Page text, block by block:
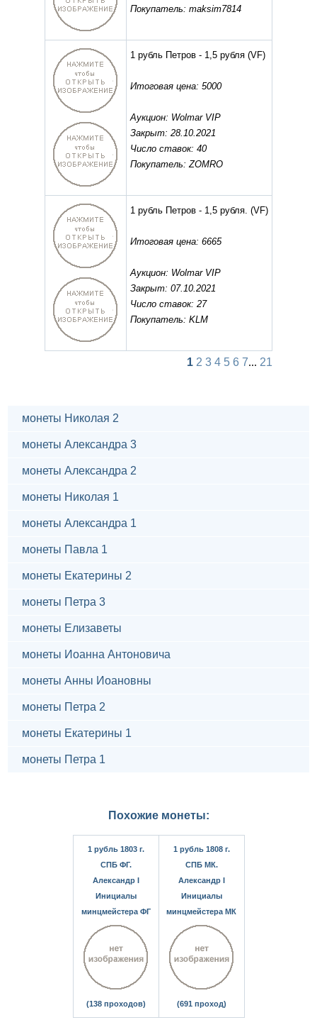
Покупатель: maksim7814
1 рубль Петров - 1,5 рубля (VF)
Итоговая цена: 5000
Аукцион: Wolmar VIP
Закрыт: 28.10.2021
Число ставок: 40
Покупатель: ZOMRO
1 рубль Петров - 1,5 рубля. (VF)
Итоговая цена: 6665
Аукцион: Wolmar VIP
Закрыт: 07.10.2021
Число ставок: 27
Покупатель: KLM
1 2 3 4 5 6 7... 21
монеты Николая 2
монеты Александра 3
монеты Александра 2
монеты Николая 1
монеты Александра 1
монеты Павла 1
монеты Екатерины 2
монеты Петра 3
монеты Елизаветы
монеты Иоанна Антоновича
монеты Анны Иоановны
монеты Петра 2
монеты Екатерины 1
монеты Петра 1
Похожие монеты:
1 рубль 1803 г.
СПБ ФГ.
Александр I
Инициалы
минцмейстера ФГ
(138 проходов)
1 рубль 1808 г.
СПБ МК.
Александр I
Инициалы
минцмейстера МК
(691 проход)